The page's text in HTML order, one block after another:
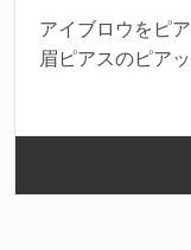
アイブロウをピ
眉ピアスのピア